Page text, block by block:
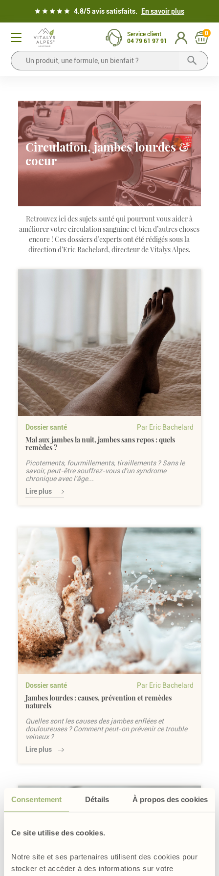
Consentement Détails À propos des cookies
Ce site utilise des cookies.
Notre site et ses partenaires utilisent des cookies pour
stocker et accéder à des informations sur votre
4.8/5 avis satisfaits. En savoir plus
Service client
04 79 61 97 91
0
Circulation, jambes lourdes &
coeur
Retrouvez ici des sujets santé qui pourront vous aider à
améliorer votre circulation sanguine et bien d’autres choses
encore ! Ces dossiers d’experts ont été rédigés sous la
direction d’Eric Bachelard, directeur de Vitalys Alpes.
Dossier santé Par Eric Bachelard
Mal aux jambes la nuit, jambes sans repos : quels
remèdes ?
Picotements, fourmillements, tiraillements ? Sans le
savoir, peut-être souffrez-vous d'un syndrome
chronique avec l'âge...
Lire plus
Dossier santé Par Eric Bachelard
Jambes lourdes : causes, prévention et remèdes
naturels
Quelles sont les causes des jambes enflées et
douloureuses ? Comment peut-on prévenir ce trouble
veineux ?
Lire plus